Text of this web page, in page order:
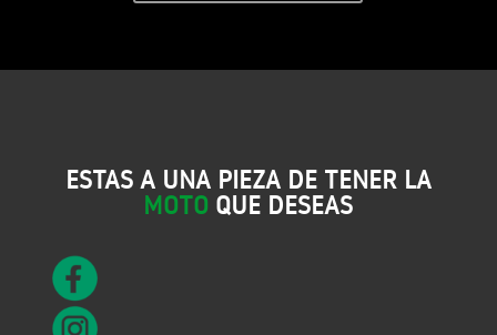
ESTAS A UNA PIEZA DE TENER LA
MOTO QUE DESEAS